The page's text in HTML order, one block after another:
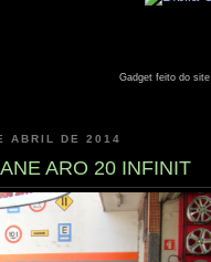
Gadget feito do site
ABRIL DE 2014
ARO 20 INFINIT